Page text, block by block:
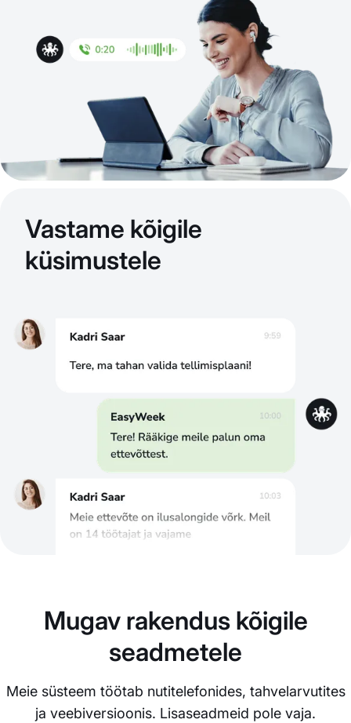
Vastame kõigile
küsimustele
Mugav rakendus kõigile
seadmetele
Meie süsteem töötab nutitelefonides, tahvelarvutites
ja veebiversioonis. Lisaseadmeid pole vaja.